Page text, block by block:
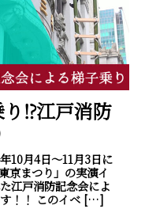
⁉江戸消防
10月4日～11月3日に
京まつり」の実演イ
江戸消防記念会によ
す！！ このイベ […]